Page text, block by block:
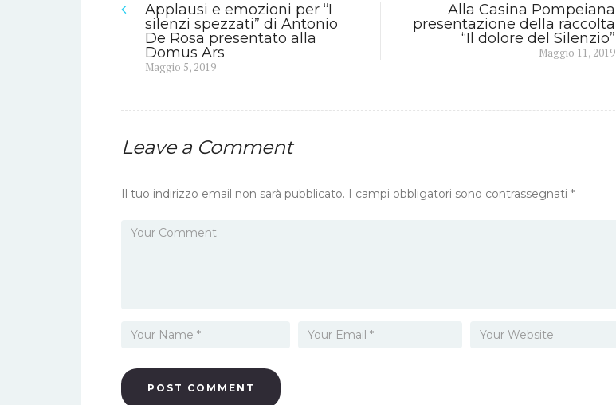
Navigazione
articoli
Applausi e emozioni per “I
silenzi spezzati” di Antonio
De Rosa presentato alla
Domus Ars
Previous
Maggio 5, 2019
Alla Casina Pompeiana
presentazione della raccolta
“Il dolore del Silenzio”
Maggio 11, 2019
Leave a Comment
Il tuo indirizzo email non sarà pubblicato. I campi obbligatori sono contrassegnati *